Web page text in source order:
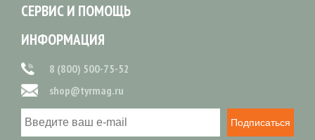
СЕРВИС И ПОМОЩЬ
ИНФОРМАЦИЯ
8 (800) 500-75-52
shop@tyrmag.ru
Подписаться